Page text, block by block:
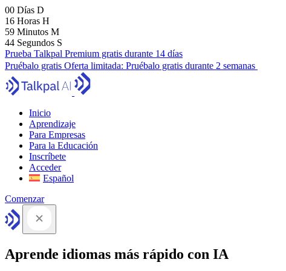
00 Días D
16 Horas H
59 Minutos M
43 Segundos S
Prueba Talkpal Premium gratis durante 14 días
Pruébalo gratis Oferta limitada: Pruébalo gratis durante 2 semanas
Inicio
Aprendizaje
Para Empresas
Para la Educación
Inscríbete
Acceder
Español
Comenzar
Aprende idiomas más rápido con IA